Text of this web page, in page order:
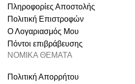
Πληροφορίες Αποστολής
Πολιτική Επιστροφών
Ο Λογαριασμός Μου
Πόντοι επιβράβευσης
ΝΟΜΙΚΑ ΘΕΜΑΤΑ
Πολιτική Απορρήτου